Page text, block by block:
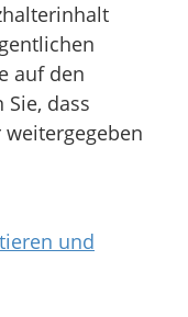
auf den
dass
und